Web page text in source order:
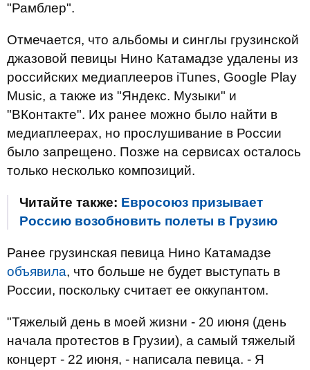
"Рамблер".
Отмечается, что альбомы и синглы грузинской
джазовой певицы Нино Катамадзе удалены из
российских медиаплееров iTunes, Google Play
Music, а также из "Яндекс. Музыки" и
"ВКонтакте". Их ранее можно было найти в
медиаплеерах, но прослушивание в России
было запрещено. Позже на сервисах осталось
только несколько композиций.
Читайте также: Евросоюз призывает
Россию возобновить полеты в Грузию
Ранее грузинская певица Нино Катамадзе
объявила, что больше не будет выступать в
России, поскольку считает ее оккупантом.
"Тяжелый день в моей жизни - 20 июня (день
начала протестов в Грузии), а самый тяжелый
концерт - 22 июня, - написала певица. - Я